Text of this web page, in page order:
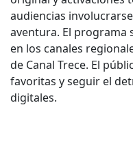
audiencias
aventura. El programa
en los canales
de Canal Trece. El
favoritas y seguir el
digitales.